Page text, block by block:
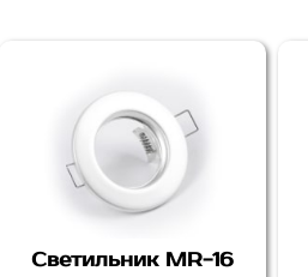
Светильник MR-16